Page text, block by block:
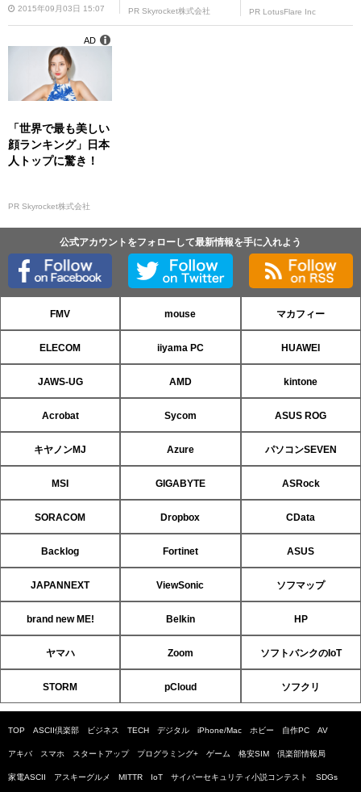
2015年09月03日 15:07 PR Skyrocket株式会社 PR LotusFlare Inc
「世界で最も美しい
顔ランキング」日本
人トップに驚き！
PR Skyrocket株式会社
AD
公式アカウントをフォローして最新情報を手に入れよう
FMV mouse マカフィー
ELECOM iiyama PC HUAWEI
JAWS-UG AMD kintone
Acrobat Sycom ASUS ROG
キヤノンMJ Azure パソコンSEVEN
MSI GIGABYTE ASRock
SORACOM Dropbox CData
Backlog Fortinet ASUS
JAPANNEXT ViewSonic ソフマップ
brand new ME! Belkin HP
ヤマハ Zoom ソフトバンクのIoT
STORM pCloud ソフクリ
TOP ASCII倶楽部 ビジネス TECH デジタル iPhone/Mac ホビー 自作PC AV
アキバ スマホ スタートアップ プログラミング+ ゲーム 格安SIM 倶楽部情報局
家電ASCII アスキーグルメ MITTR IoT サイバーセキュリティ小説コンテスト SDGs